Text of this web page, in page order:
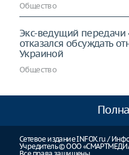
Общество
Экс-ведущий
отказался обсуждать
Украиной
Общество
Сетевое издание INFOX.ru /
Учредитель © ООО